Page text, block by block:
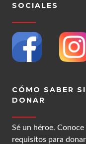
SOCIALES
CÓMO SABER
DONAR
Sé un héroe.
requisitos para